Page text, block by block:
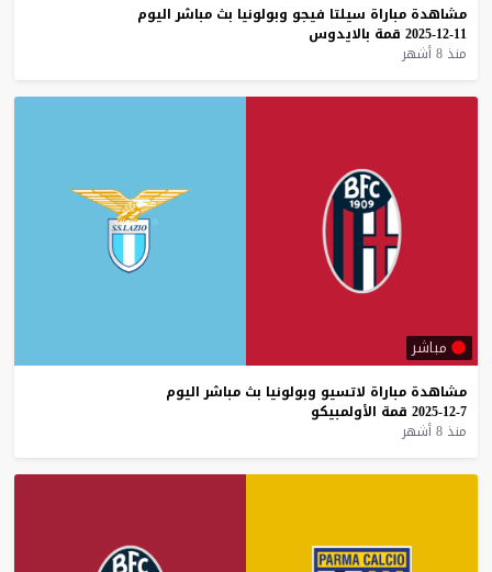
مشاهدة مباراة سيلتا فيجو وبولونيا بث مباشر اليوم
11-12-2025
قمة بالايدوس
منذ 8 أشهر
مباشر
مشاهدة مباراة لاتسيو وبولونيا بث مباشر اليوم
7-12-2025
قمة الأولمبيكو
منذ 8 أشهر